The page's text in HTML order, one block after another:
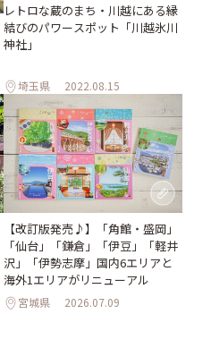
レトロな蔵のまち・川越にある縁
結びのパワースポット「川越氷川
神社」
埼玉県 2022.08.15
【改訂版発売♪】「角館・盛岡」
「仙台」「鎌倉」「伊豆」「軽井
沢」「伊勢志摩」国内6エリアと
海外1エリアがリニューアル
宮城県 2026.07.09